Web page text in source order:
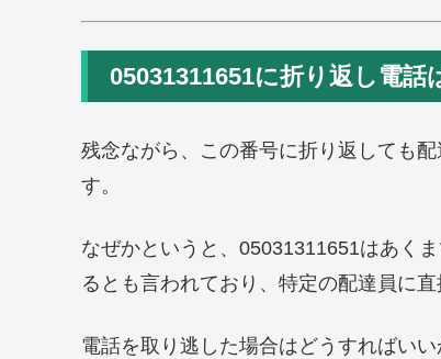
05031311651に折り返し電話
残念ながら、この番号に折り返しても
す。
なぜかというと、05031311651はあく
るとも言われており、特定の配達員に
電話を取り逃した場合はどうすればい